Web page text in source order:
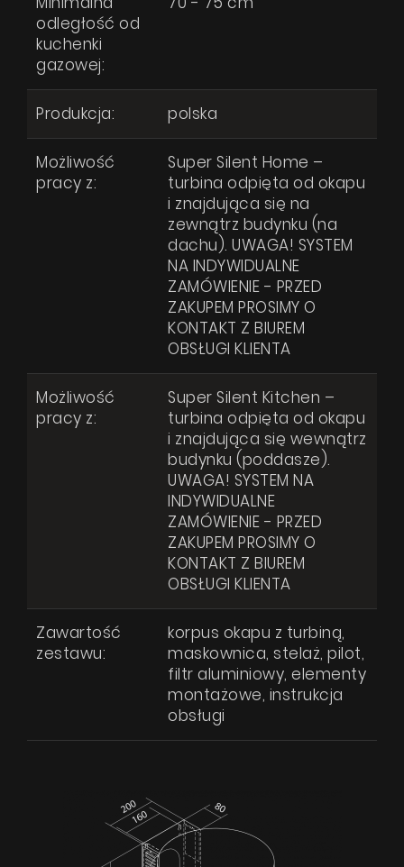
Współpraca
Kontakt
Wyrażam zgodę na przetwarzanie moich danych osobowych zgodnie
Polityką prywatności
WYŚLIJ WIADOMOŚĆ
odległość od
kuchenki
gazowej:
Produkcja: polska
Możliwość
pracy z:
Super Silent Home –
turbina odpięta od okapu
i znajdująca się na
zewnątrz budynku (na
dachu). UWAGA! SYSTEM
NA INDYWIDUALNE
ZAMÓWIENIE - PRZED
ZAKUPEM PROSIMY O
KONTAKT Z BIUREM
OBSŁUGI KLIENTA
Możliwość
pracy z:
Super Silent Kitchen –
turbina odpięta od okapu
i znajdująca się wewnątrz
budynku (poddasze).
UWAGA! SYSTEM NA
INDYWIDUALNE
ZAMÓWIENIE - PRZED
ZAKUPEM PROSIMY O
KONTAKT Z BIUREM
OBSŁUGI KLIENTA
Zawartość
zestawu:
korpus okapu z turbiną,
maskownica, stelaż, pilot,
filtr aluminiowy, elementy
montażowe, instrukcja
obsługi